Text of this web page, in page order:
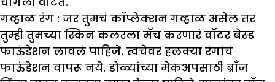
गव्हाळ रंग : जर तुमचं कॉप्लेक्शन गव्हाळ असेल तर
तुम्ही तुमच्या स्किन कलरला मॅच करणारं वॉटर बेस्ड
फाऊंडेशन लावलं पाहिजे. त्वचेवर हलक्या रंगांचं
फाऊंडेशन वापरू नये. डोळ्यांच्या मेकअपसाठी ब्राँज